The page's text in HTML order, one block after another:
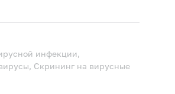
инфекции,
Скрининг на вирусные